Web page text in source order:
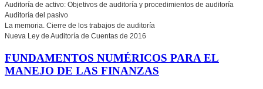
Auditoría de activo: Objetivos de auditoría y procedimientos de auditoría
Auditoría del pasivo
La memoria. Cierre de los trabajos de auditoría
Nueva Ley de Auditoría de Cuentas de 2016
FUNDAMENTOS NUMÉRICOS PARA EL
MANEJO DE LAS FINANZAS